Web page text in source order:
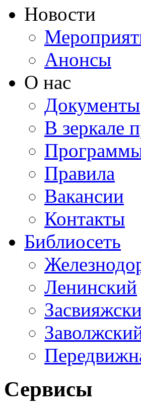
Новости
Анонсы
О нас
Документы
В зеркале
Правила
Вакансии
Контакты
Библиосеть
Ленинский
Сервисы